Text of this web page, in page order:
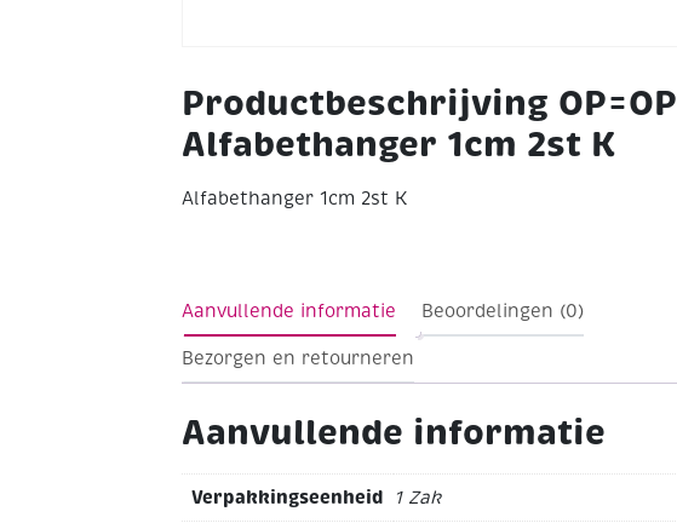
Productbeschrijving OP=OP
Alfabethanger 1cm 2st K
Alfabethanger 1cm 2st K
Aanvullende informatie Beoordelingen (0)
Bezorgen en retourneren
Aanvullende informatie
Verpakkingseenheid 1 Zak